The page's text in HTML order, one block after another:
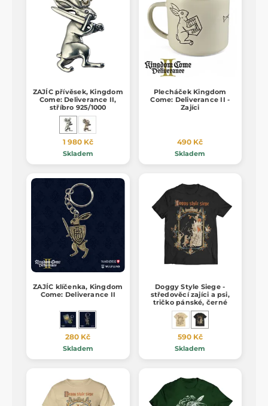
ZAJÍC přívěsek, Kingdom
Come: Deliverance II,
stříbro 925/1000
1 980 Kč
Skladem
Plecháček Kingdom
Come: Deliverance II -
Zajíci
490 Kč
Skladem
ZAJÍC klíčenka, Kingdom
Come: Deliverance II
280 Kč
Skladem
Doggy Style Siege -
středověcí zajíci a psi,
tričko pánské, černé
590 Kč
Skladem